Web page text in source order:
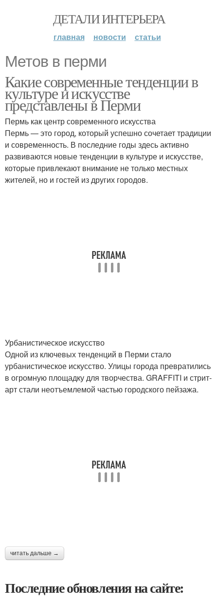
ДЕТАЛИ ИНТЕРЬЕРА
главная новости статьи
Метов в перми
Какие современные тенденции в
культуре и искусстве
представлены в Перми
Пермь как центр современного искусства
Пермь — это город, который успешно сочетает традиции
и современность. В последние годы здесь активно
развиваются новые тенденции в культуре и искусстве,
которые привлекают внимание не только местных
жителей, но и гостей из других городов.
Урбанистическое искусство
Одной из ключевых тенденций в Перми стало
урбанистическое искусство. Улицы города превратились
в огромную площадку для творчества. GRAFFITI и стрит-
арт стали неотъемлемой частью городского пейзажа.
читать дальше →
Последние обновления на сайте: